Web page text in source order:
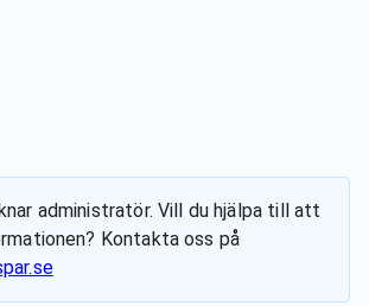
administratör. Vill du hjälpa till att
Kontakta oss på